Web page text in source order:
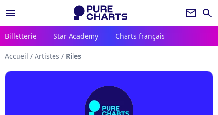
menu newsletter search
Billetterie Star Academy Charts français
Accueil / Artistes / Riles